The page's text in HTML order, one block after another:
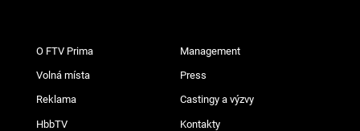
O FTV Prima Management
Volná místa Press
Reklama Castingy a výzvy
HbbTV Kontakty